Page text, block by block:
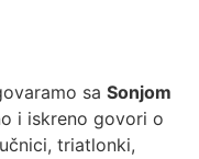
sa Sonjom
i iskreno govori o
triatlonki,